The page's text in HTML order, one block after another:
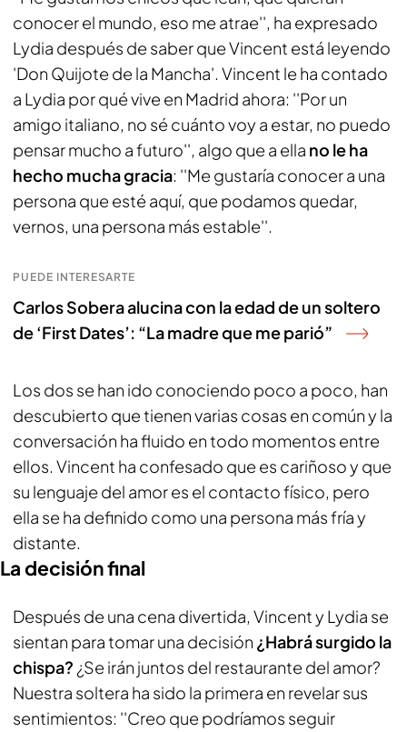
conocer el mundo, eso me atrae'', ha expresado
Lydia después de saber que Vincent está leyendo
'Don Quijote de la Mancha'. Vincent le ha contado
a Lydia por qué vive en Madrid ahora: ''Por un
amigo italiano, no sé cuánto voy a estar, no puedo
pensar mucho a futuro'', algo que a ella no le ha
hecho mucha gracia: ''Me gustaría conocer a una
persona que esté aquí, que podamos quedar,
vernos, una persona más estable''.
PUEDE INTERESARTE
Carlos Sobera alucina con la edad de un soltero
de ‘First Dates’: “La madre que me parió”
Los dos se han ido conociendo poco a poco, han
descubierto que tienen varias cosas en común y la
conversación ha fluido en todo momentos entre
ellos. Vincent ha confesado que es cariñoso y que
su lenguaje del amor es el contacto físico, pero
ella se ha definido como una persona más fría y
distante.
La decisión final
Después de una cena divertida, Vincent y Lydia se
sientan para tomar una decisión ¿Habrá surgido la
chispa? ¿Se irán juntos del restaurante del amor?
Nuestra soltera ha sido la primera en revelar sus
sentimientos: ''Creo que podríamos seguir